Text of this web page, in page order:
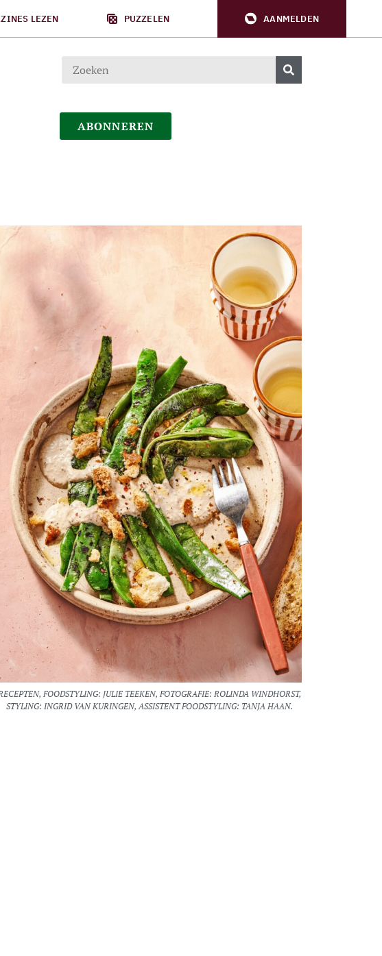
LEZEN PUZZELEN AANMELDEN
ABONNEREN
FOODSTYLING: JULIE TEEKEN, FOTOGRAFIE: ROLINDA WINDHORST,
STYLING: INGRID VAN KURINGEN, ASSISTENT FOODSTYLING: TANJA HAAN.